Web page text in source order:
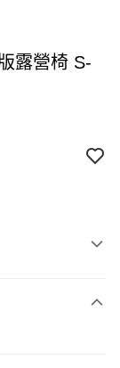
露營椅 S-